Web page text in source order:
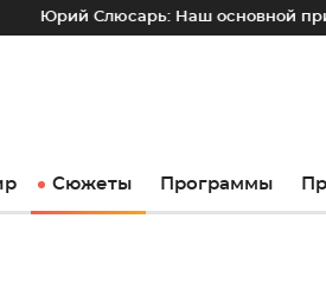
Наш основной принцип –
Сюжеты Программы